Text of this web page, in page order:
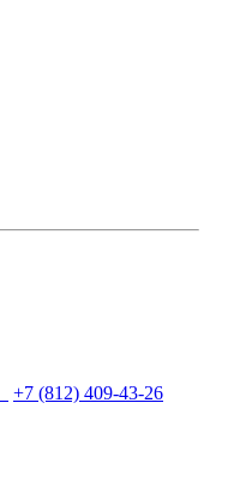
+7 (812) 409-43-26